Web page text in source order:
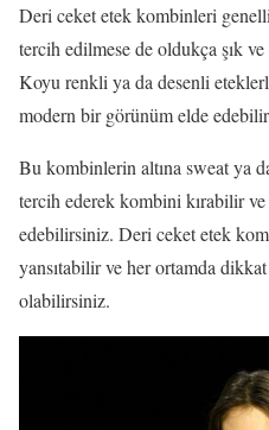
Deri ceket etek kombinleri
tercih edilmese de oldukça şık
Koyu renkli ya da desenli
modern bir görünüm elde
Bu kombinlerin altına sweat ya
tercih ederek kombini kırabilir
edebilirsiniz. Deri ceket etek
yansıtabilir ve her ortamda
olabilirsiniz.